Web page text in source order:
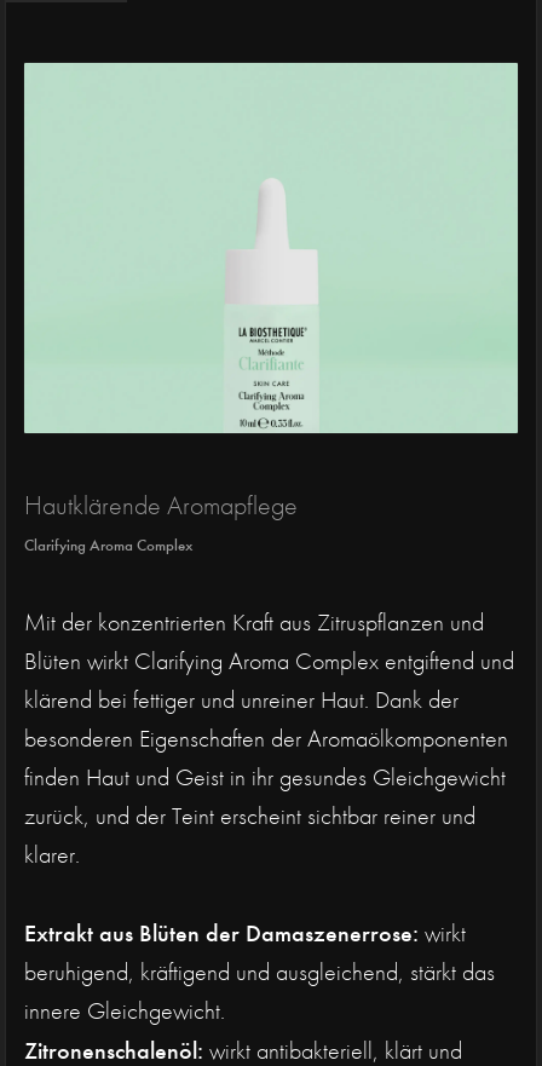
Hautklärende Aromapflege
Clarifying Aroma Complex
Mit der konzentrierten Kraft aus Zitruspflanzen und
Blüten wirkt Clarifying Aroma Complex entgiftend und
klärend bei fettiger und unreiner Haut. Dank der
besonderen Eigenschaften der Aromaölkomponenten
finden Haut und Geist in ihr gesundes Gleichgewicht
zurück, und der Teint erscheint sichtbar reiner und
klarer.
Extrakt aus Blüten der Damaszenerrose: wirkt
beruhigend, kräftigend und ausgleichend, stärkt das
innere Gleichgewicht.
Zitronenschalenöl: wirkt antibakteriell, klärt und